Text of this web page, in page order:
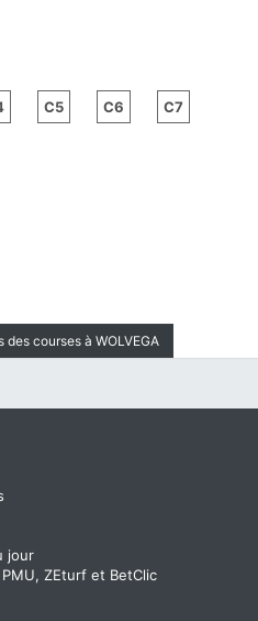
C5 C6 C7
des courses à WOLVEGA
jour
ZEturf et BetClic